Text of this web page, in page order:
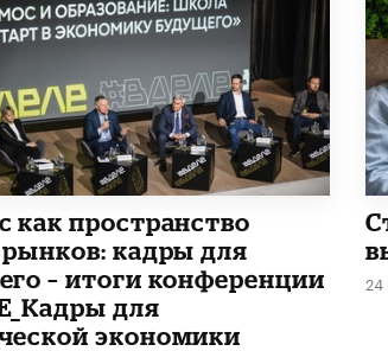
как пространство
кадры для
– итоги конференции
для
экономики